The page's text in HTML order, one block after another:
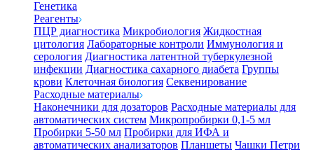
Генетика
Реагенты
ПЦР диагностика Микробиология Жидкостная
цитология Лабораторные контроли Иммунология и
серология Диагностика латентной туберкулезной
инфекции Диагностика сахарного диабета Группы
крови Клеточная биология Секвенирование
Расходные материалы
Наконечники для дозаторов Расходные материалы для
автоматических систем Микропробирки 0,1-5 мл
Пробирки 5-50 мл Пробирки для ИФА и
автоматических анализаторов Планшеты Чашки Петри